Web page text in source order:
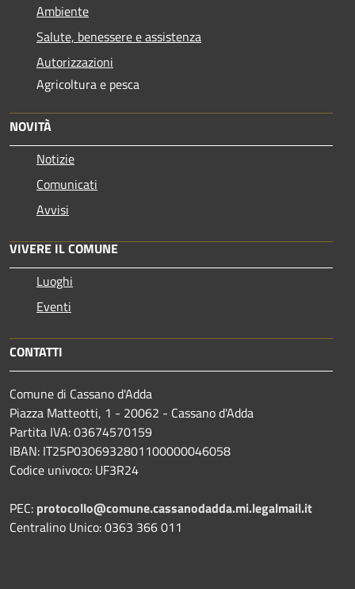
Ambiente
Salute, benessere e assistenza
Autorizzazioni
Agricoltura e pesca
NOVITÀ
Notizie
Comunicati
Avvisi
VIVERE IL COMUNE
Luoghi
Eventi
CONTATTI
Comune di Cassano d'Adda
Piazza Matteotti, 1 - 20062 - Cassano d'Adda
Partita IVA: 03674570159
IBAN: IT25P0306932801100000046058
Codice univoco: UF3R24
PEC: protocollo@comune.cassanodadda.mi.legalmail.it
Centralino Unico: 0363 366 011